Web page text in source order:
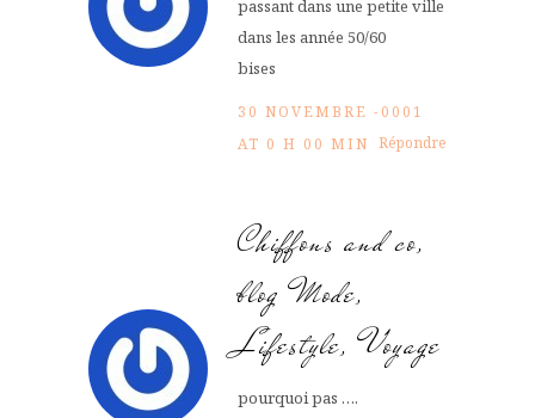
passant dans une petite ville
dans les année 50/60
bises
30 NOVEMBRE -0001
AT 0 H 00 MIN Répondre
Chiffons and co,
blog Mode,
Lifestyle, Voyage
pourquoi pas ….